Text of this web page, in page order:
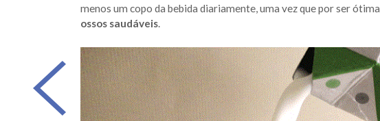
menos um copo da bebida diariamente, uma vez que por ser ótima
ossos saudáveis